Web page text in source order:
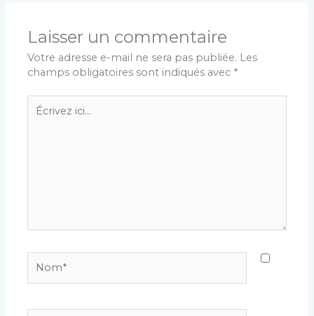
Laisser un commentaire
Votre adresse e-mail ne sera pas publiée. Les
champs obligatoires sont indiqués avec *
Écrivez
ici…